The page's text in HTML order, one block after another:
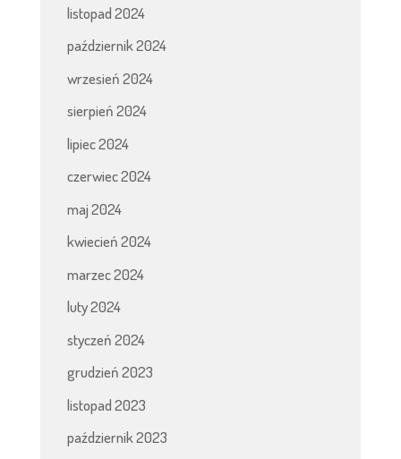
listopad 2024
październik 2024
wrzesień 2024
sierpień 2024
lipiec 2024
czerwiec 2024
maj 2024
kwiecień 2024
marzec 2024
luty 2024
styczeń 2024
grudzień 2023
listopad 2023
październik 2023